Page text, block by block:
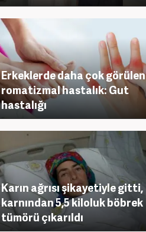
Erkeklerde daha çok görülen
romatizmal hastalık: Gut
hastalığı
Karın ağrısı şikayetiyle gitti,
karnından 5,5 kiloluk böbrek
tümörü çıkarıldı